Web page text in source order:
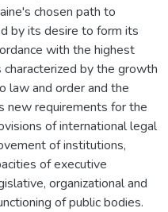
chosen path to
by its desire to form its
with the highest
by the growth
law and order and the
new requirements for the
of international legal
of institutions,
of executive
organizational and
of public bodies.